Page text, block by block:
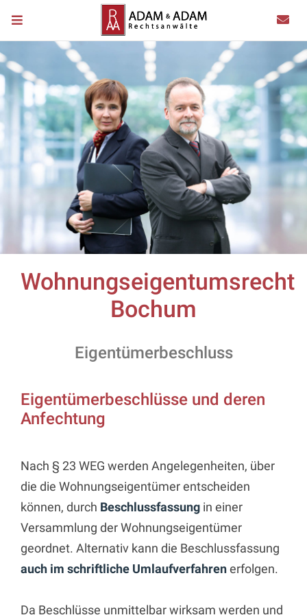
Wohnungseigentumsrecht
Bochum
Eigentümerbeschluss
Eigentümerbeschlüsse und deren
Anfechtung
Nach § 23 WEG werden Angelegenheiten, über
die die Wohnungseigentümer entscheiden
können, durch Beschlussfassung in einer
Versammlung der Wohnungseigentümer
geordnet. Alternativ kann die Beschlussfassung
auch im schriftliche Umlaufverfahrenerfolgen.
Da Beschlüsse unmittelbar wirksam werden und